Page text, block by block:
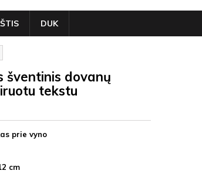
DUK
šventinis dovanų
tekstu
prie vyno
cm